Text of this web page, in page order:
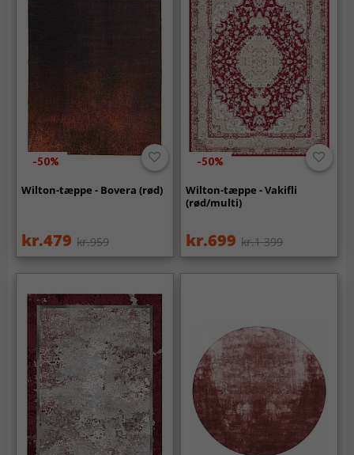
-50%
Wilton-tæppe - Bovera (rød)
kr.479 kr.959
-50%
Wilton-tæppe - Vakifli
(rød/multi)
kr.699 kr.1 399